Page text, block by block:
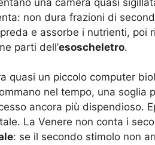
non dura frazioni di
e assorbe i nutrienti, poi
parti dell’esoscheletro.
quasi un piccolo computer
nel tempo, una soglia
ancora più dispendioso.
La Venere non conta i
: se il secondo stimolo non